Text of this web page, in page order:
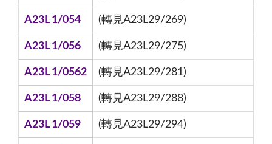
A23L 1/054 (轉見A23L29/269)
A23L 1/056 (轉見A23L29/275)
A23L 1/0562 (轉見A23L29/281)
A23L 1/058 (轉見A23L29/288)
A23L 1/059 (轉見A23L29/294)